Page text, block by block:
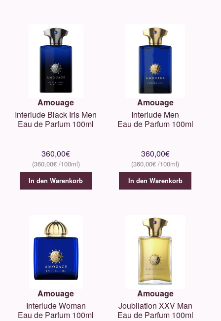
Amouage
Interlude Black Iris Men
Eau de Parfum 100ml
360,00€
360,00€
In den Warenkorb
Amouage
Interlude Men
Eau de Parfum 100ml
360,00€
360,00€
In den Warenkorb
Amouage
Interlude Woman
Eau de Parfum 100ml
Amouage
Joubilation XXV Man
Eau de Parfum 100ml